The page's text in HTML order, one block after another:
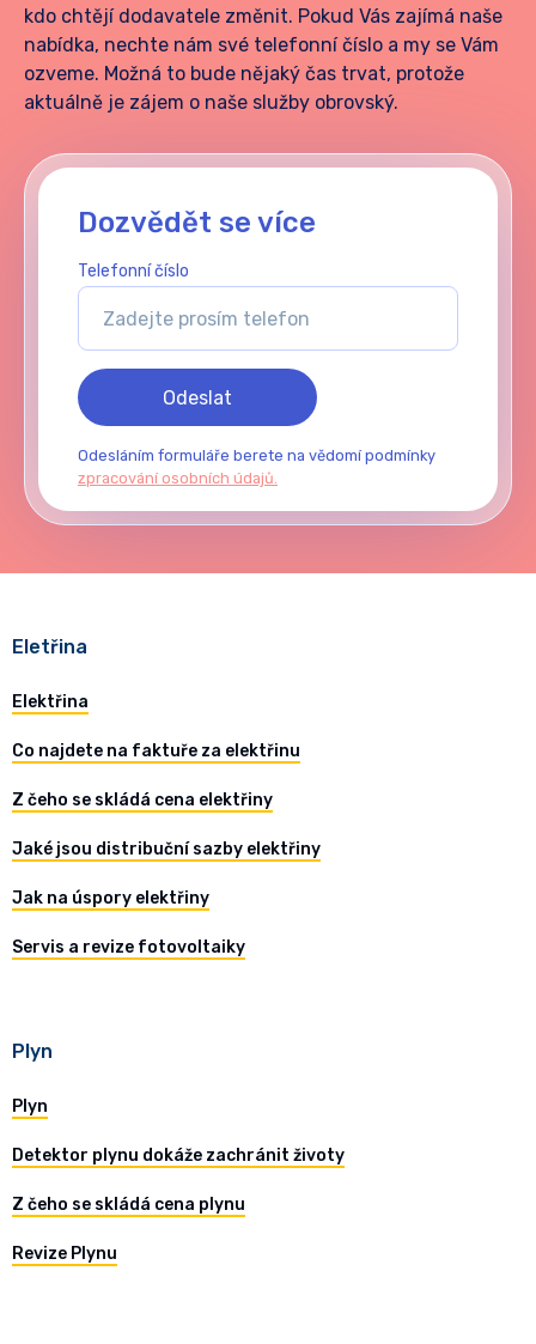
kdo chtějí dodavatele změnit. Pokud Vás zajímá naše
nabídka, nechte nám své telefonní číslo a my se Vám
ozveme. Možná to bude nějaký čas trvat, protože
aktuálně je zájem o naše služby obrovský.
Dozvědět se více
Telefonní číslo
Odeslat
Odesláním formuláře berete na vědomí podmínky
zpracování osobních údajů.
Eletřina
Elektřina
Co najdete na faktuře za elektřinu
Z čeho se skládá cena elektřiny
Jaké jsou distribuční sazby elektřiny
Jak na úspory elektřiny
Servis a revize fotovoltaiky
Plyn
Plyn
Detektor plynu dokáže zachránit životy
Z čeho se skládá cena plynu
Revize Plynu